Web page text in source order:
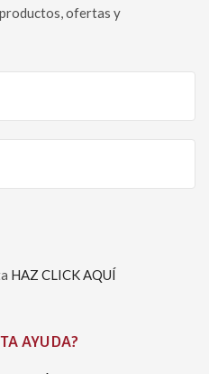
ofertas y
HAZ CLICK AQUÍ
AYUDA?